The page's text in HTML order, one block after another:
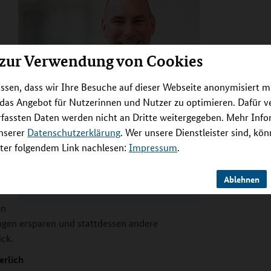
Verwendung von Cookies
dass wir Ihre Besuche auf dieser Webseite anonymisiert
Angebot für Nutzerinnen und Nutzer zu optimieren. Dafür
Daten werden nicht an Dritte weitergegeben. Mehr
Datenschutzerklärung. Wer unsere Dienstleister sind,
folgendem Link nachlesen: Impressum.
Ablehnen
Prof. Dr. med. Florian Lordick,
Direktor der Medizinischen Klinik und
Poliklinik 2 am Universitätsklinikum
–
ersparen und stattdessen andere